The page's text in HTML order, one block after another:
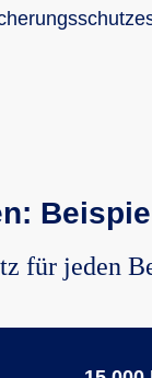
für jeden